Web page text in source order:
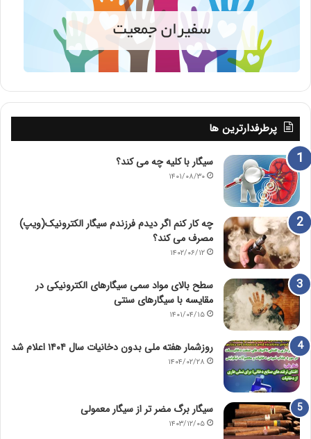
پرطرفدارترین ها
سیگار با کلیه چه می کند؟
۱۴۰۱/۰۸/۳۰
چه کار کنم اگر دیدم فرزندم سیگار الکترونیک(ویپ)
مصرف می کند؟
۱۴۰۲/۰۶/۱۲
سطح بالای مواد سمی سیگارهای الکترونیکی در
مقایسه با سیگارهای سنتی
۱۴۰۱/۰۴/۱۵
روزشمار هفته ملی بدون دخانیات سال ۱۴۰۴ اعلام شد
۱۴۰۴/۰۲/۲۸
سیگار برگ مضر تر از سیگار معمولی
۱۴۰۳/۱۲/۰۵